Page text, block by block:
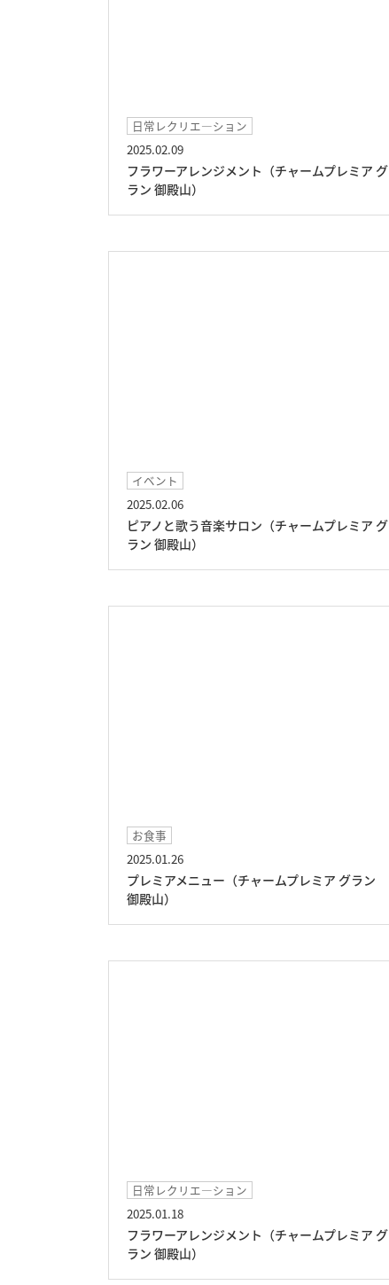
日常レクリエ―ション
2025.02.09
フラワーアレンジメント（チャームプレミア グ
ラン 御殿山）
イベント
2025.02.06
ピアノと歌う音楽サロン（チャームプレミア グ
ラン 御殿山）
お食事
2025.01.26
プレミアメニュー（チャームプレミア グラン
御殿山）
日常レクリエ―ション
2025.01.18
フラワーアレンジメント（チャームプレミア グ
ラン 御殿山）